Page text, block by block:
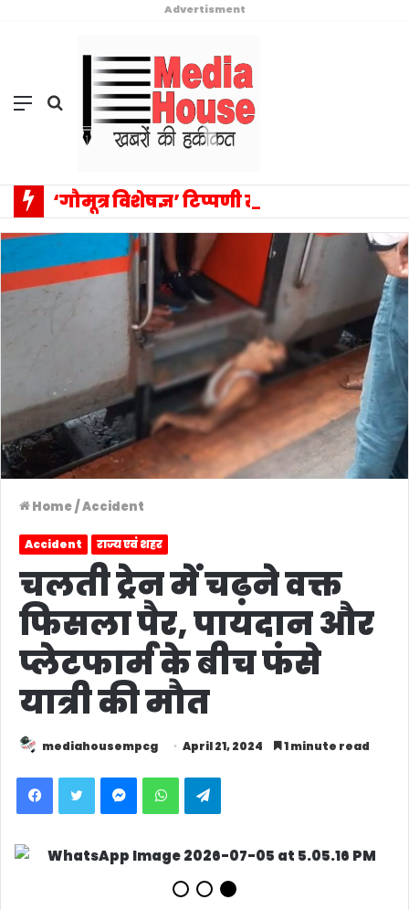
Advertisment
Menu Search
for
Home/Accident
Accident राज्य एवं शहर
चलती ट्रेन में चढ़ने वक्त
फिसला पैर, पायदान और
प्लेटफार्म के बीच फंसे
यात्री की मौत
mediahousempcg April 21, 2024 1 minute read
Facebook Twitter Messenger WhatsApp